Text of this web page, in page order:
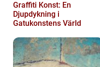
Graffiti Konst: En
Djupdykning i
Gatukonstens Värld